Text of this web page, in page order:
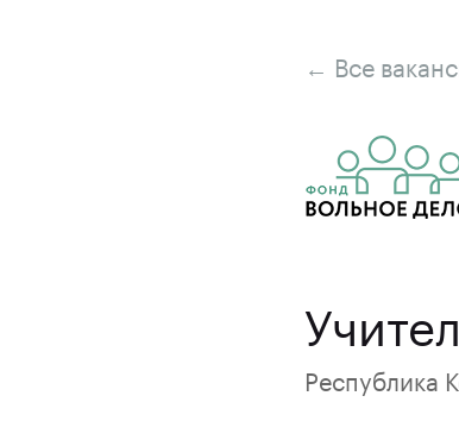
← Все
Республика